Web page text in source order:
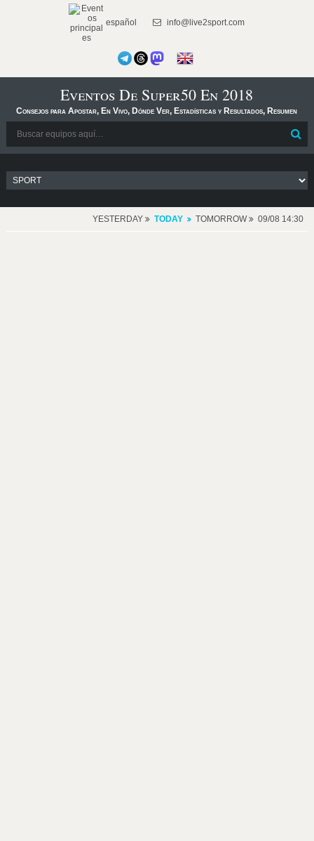
español info@live2sport.com
Eventos De Super50 En 2018
Consejos para Apostar, En Vivo, Dónde Ver, Estadísticas y Resultados, Resumen
YESTERDAY TODAY TOMORROW 09/08 14:30